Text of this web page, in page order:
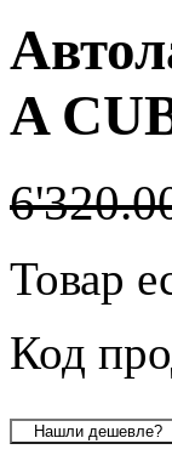
A
Товар
Код